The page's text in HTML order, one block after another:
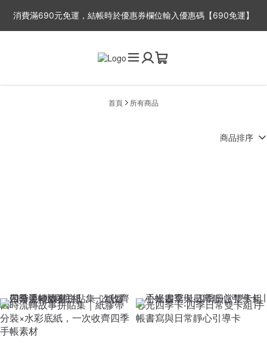
消費滿690元免運，結帳時於優惠券欄位輸入優惠碼【690免運】
2-3工作天出貨，抱歉無法指定出貨時間喔~
首頁 所有商品
商品排序
四時流轉故事拼貼集｜紙膠帶
分裝×水彩底紙，一次收齊四季
手帳素材
心光四季卡‧四季日常雙卡組∣手
帳書寫與日常靜心引導卡